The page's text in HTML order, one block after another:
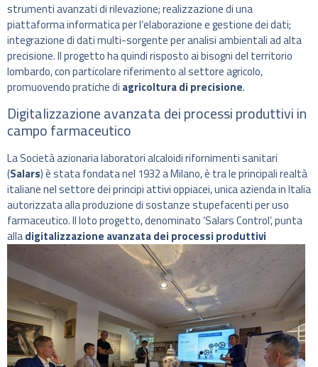
strumenti avanzati di rilevazione; realizzazione di una
piattaforma informatica per l’elaborazione e gestione dei dati;
integrazione di dati multi-sorgente per analisi ambientali ad alta
precisione. Il progetto ha quindi risposto ai bisogni del territorio
lombardo, con particolare riferimento al settore agricolo,
promuovendo pratiche di agricoltura di precisione.
Digitalizzazione avanzata dei processi produttivi in
campo farmaceutico
La Società azionaria laboratori alcaloidi rifornimenti sanitari
(Salars) è stata fondata nel 1932 a Milano, è tra le principali realtà
italiane nel settore dei principi attivi oppiacei, unica azienda in Italia
autorizzata alla produzione di sostanze stupefacenti per uso
farmaceutico. Il loto progetto, denominato ‘Salars Control’, punta
alladigitalizzazione avanzata dei processi produttivi